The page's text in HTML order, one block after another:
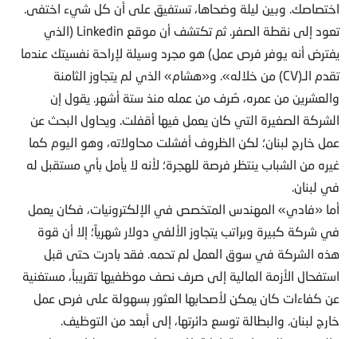
اختصاصك. وبين ليلة وضحاها، تستفيق على أن كل شيء اختفى.
تعود إلى نقطة الصفر. ثم تكتشف أن موقع Linkedin (الذي
يفترض أنه يوفر فرص عمل) هو مجرد وسيلة لإراحة نفسيتك عندما
تقدم الـ(CV) من خلاله». و«هشام» الذي لم يتجاوز الثامنة
والعشرين من عمره، صُرف من عمله منذ ستة أشهر. يقول إن
الشركة الصغيرة التي كان يعمل فيها أقفلت. ويحاول البحث عن
عمل خارج لبنان؛ لكن الظروف أفشلت محاولاته، وهو اليوم كما
غيره من الشباب ينتظر فرصة للهجرة؛ لأنه لا يأمل بأي مستقبل له
في لبنان.
أما «فادي» المهندس المتخصص في الإلكترونيات، فكان يعمل
في شركة كبيرة وبراتب يتجاوز الألفي دولار شهرياً؛ إلا أن قوة
هذه الشركة في سوق العمل لم تحمه. فقد بادرت حتى قبل
استفحال الأزمة المالية إلى صرف نصف موظفيها تقريباً، مستغنية
عن كفاءات كان يمكن لأصحابها العثور بسهولة على فرص عمل
خارج لبنان. والبطالة توسع دائرتها، إلى أبعد من التوظيف.